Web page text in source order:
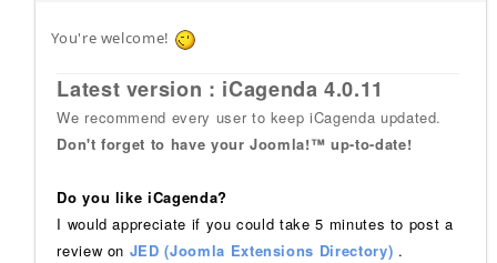
You're welcome!
Latest version : iCagenda 4.0.11
We recommend every user to keep iCagenda updated.
Don't forget to have your Joomla!™ up-to-date!
Do you like iCagenda?
I would appreciate if you could take 5 minutes to post a
review on JED (Joomla Extensions Directory) .